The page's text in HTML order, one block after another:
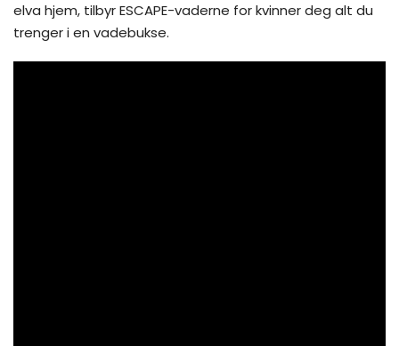
elva hjem, tilbyr ESCAPE-vaderne for kvinner deg alt du
trenger i en vadebukse.